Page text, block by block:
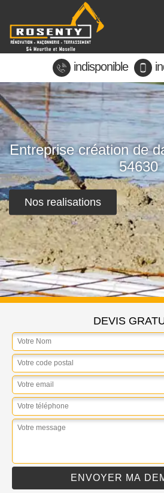
indisponible
Entreprise création de
54630
Nos realisations
DEVIS